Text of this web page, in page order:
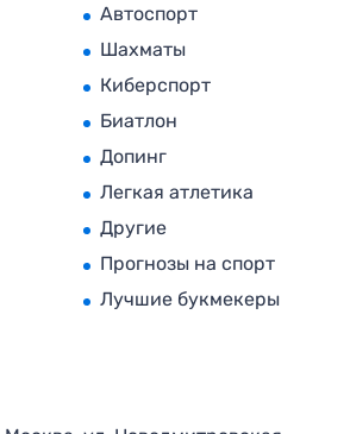
Автоспорт
Шахматы
Киберспорт
Биатлон
Допинг
Легкая атлетика
Другие
Прогнозы на спорт
Лучшие букмекеры